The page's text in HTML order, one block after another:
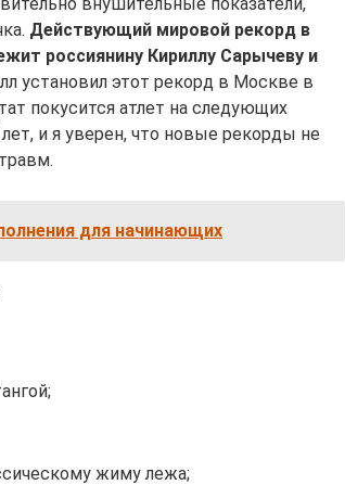
Действующий мировой рекорд в
россиянину Кириллу Сарычеву и
установил этот рекорд в Москве в
покусится атлет на следующих
и я уверен, что новые рекорды не
для начинающих
жиму лежа;